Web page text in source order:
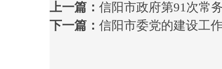
上一篇： 信阳市政府第91次常
下一篇： 信阳市委党的建设工